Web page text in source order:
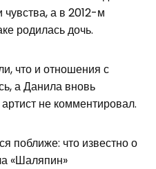
а в 2012-м
родилась дочь.
что и отношения с
а Данила вновь
не комментировал.
поближе: что известно о
«Шаляпин»